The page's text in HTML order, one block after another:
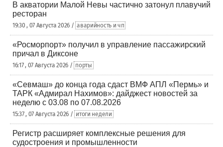
В акватории Малой Невы частично затонул плавучий
ресторан
19:30 , 07 Августа 2026 / аварийность и чп
«Росморпорт» получил в управление пассажирский
причал в Диксоне
16:17 , 07 Августа 2026 / порты
«Севмаш» до конца года сдаст ВМФ АПЛ «Пермь» и
ТАРК «Адмирал Нахимов»: дайджест новостей за
неделю с 03.08 по 07.08.2026
15:37 , 07 Августа 2026 / итоги недели
Регистр расширяет комплексные решения для
судостроения и промышленности